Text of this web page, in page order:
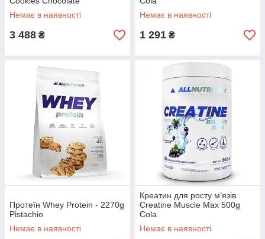
Немає в наявності
3 488 ₴
Немає в наявності
1 291 ₴
Протеїн Whey Protein - 2270g
Pistachio
Немає в наявності
Креатин для росту м’язів
Creatine Muscle Max 500g
Cola
Немає в наявності